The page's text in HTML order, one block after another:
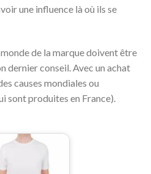
une influence là où ils se
de la marque doivent être
dernier conseil. Avec un achat
causes mondiales ou
sont produites en France).